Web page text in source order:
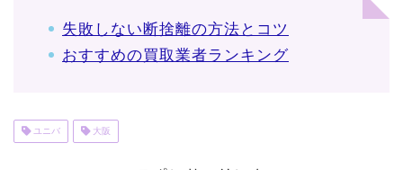
失敗しない断捨離の方法とコツ
おすすめの買取業者ランキング
ユニバ 大阪